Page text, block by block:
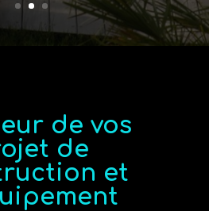
de vos
de
et